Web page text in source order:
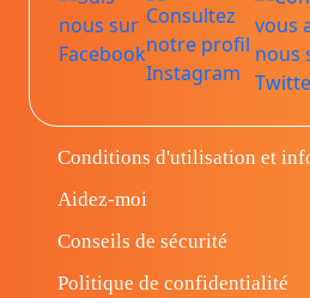
Conditions d'utilisation et
Aidez-moi
Conseils de sécurité
Politique de confidentialité